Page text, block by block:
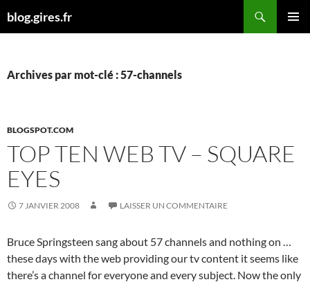
aublog.gires.fr
Archives par mot-clé : 57-channels
BLOGSPOT.COM
TOP TEN WEB TV – SQUARE
EYES
7 JANVIER 2008 LAISSER UN COMMENTAIRE
Bruce Springsteen sang about 57 channels and nothing on …
these days with the web providing our tv content it seems like
there’s a channel for everyone and every subject. Now the only